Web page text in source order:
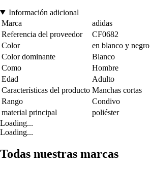
Información adicional
Marca
adidas
Referencia del proveedor
CF0682
Color
en blanco y negro
Color dominante
Blanco
Como
Hombre
Edad
Adulto
Características del producto Manchas cortas
Rango
Condivo
material principal
poliéster
Loading...
Loading...
Todas nuestras marcas